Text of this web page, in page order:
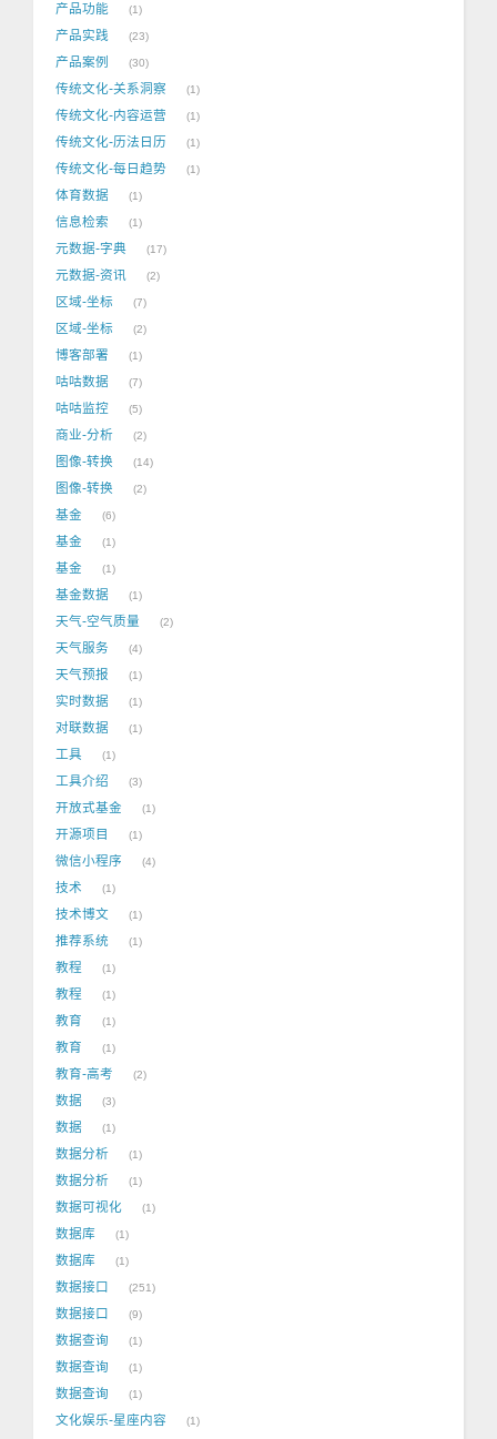
产品功能 1
产品实践 23
产品案例 30
传统文化-关系洞察 1
传统文化-内容运营 1
传统文化-历法日历 1
传统文化-每日趋势 1
体育数据 1
信息检索 1
元数据-字典 17
元数据-资讯 2
区域-坐标 7
区域-坐标 2
博客部署 1
咕咕数据 7
咕咕监控 5
商业-分析 2
图像-转换 14
图像-转换 2
基金 6
基金 1
基金 1
基金数据 1
天气-空气质量 2
天气服务 4
天气预报 1
实时数据 1
对联数据 1
工具 1
工具介绍 3
开放式基金 1
开源项目 1
微信小程序 4
技术 1
技术博文 1
推荐系统 1
教程 1
教程 1
教育 1
教育 1
教育-高考 2
数据 3
数据 1
数据分析 1
数据分析 1
数据可视化 1
数据库 1
数据库 1
数据接口 251
数据接口 9
数据查询 1
数据查询 1
数据查询 1
文化娱乐-星座内容 1